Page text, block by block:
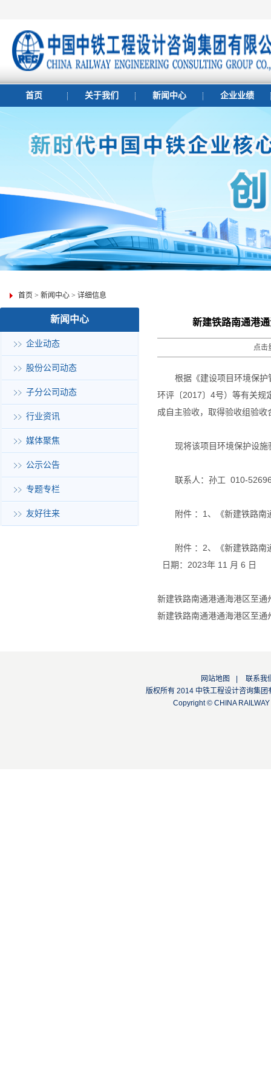
首页 关于我们 新闻中心 企业业绩
首页 > 新闻中心 > 详细信息
新闻中心
企业动态
股份公司动态
子分公司动态
行业资讯
媒体聚焦
公示公告
专题专栏
友好往来
新建铁路南通港
点
根据《建设项目环境保
环评〔2017〕4号）等有关规
成自主验收，取得验收组验收
现将该项目环境保护设
联系人：孙工 010-
附件 ： 1 、《新建铁路南
附件 ： 2、《新建铁路南
日期： 2023年 11 月6 日
新建铁路南通港通海港区至
新建铁路南通港通海港区至
网站地图
联系我
版权所有 2014 中铁工程设计咨询
Copyright © CHINA